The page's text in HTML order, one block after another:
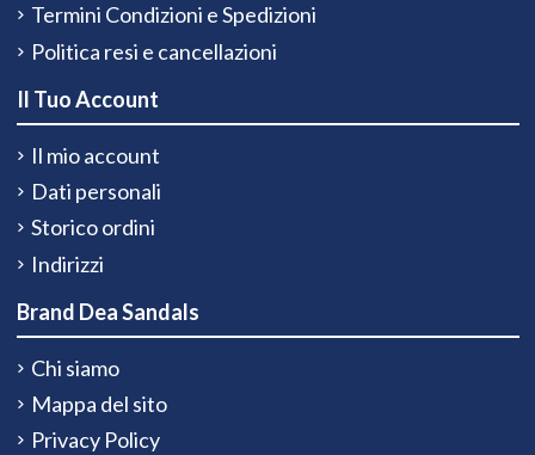
Termini Condizioni e Spedizioni
Politica resi e cancellazioni
Il Tuo Account
Il mio account
Dati personali
Storico ordini
Indirizzi
Brand Dea Sandals
Chi siamo
Mappa del sito
Privacy Policy